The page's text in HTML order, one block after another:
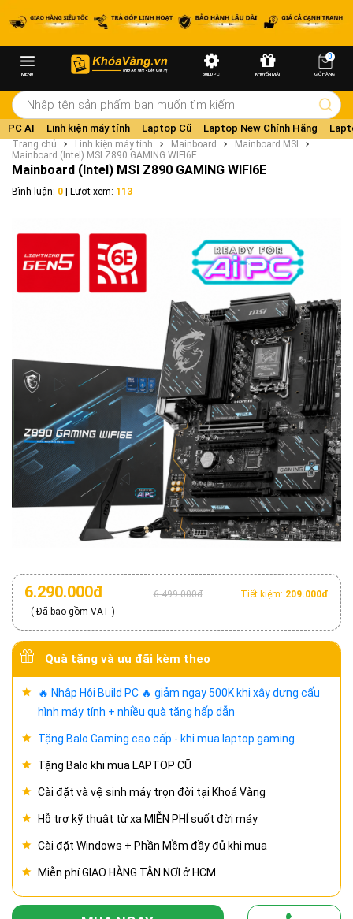
MENU BUILD PC KHUYẾN MÃI
0
GIỎ HÀNG
PC AI Linh kiện máy tính Laptop Cũ Laptop New Chính Hãng
Trang chủ Linh kiện máy tính Mainboard
Mainboard MSI
Mainboard (Intel) MSI Z890 GAMING WIFI6E
Mainboard (Intel) MSI Z890 GAMING WIFI6E
Bình luận: 0 | Lượt xem: 113
6.290.000đ
( Đã bao gồm VAT )
6.499.000đ Tiết kiệm: 209.000đ
Quà tặng và ưu đãi kèm theo
🔥 Nhập Hội Build PC 🔥 giảm ngay 500K khi xây dựng cấu
hình máy tính + nhiều quà tặng hấp dẫn
Tặng Balo Gaming cao cấp - khi mua laptop gaming
Tặng Balo khi mua LAPTOP CŨ
Cài đặt và vệ sinh máy trọn đời tại Khoá Vàng
Hỗ trợ kỹ thuật từ xa MIỄN PHÍ suốt đời máy
Cài đặt Windows + Phần Mềm đầy đủ khi mua
Miễn phí GIAO HÀNG TẬN NƠI ở HCM